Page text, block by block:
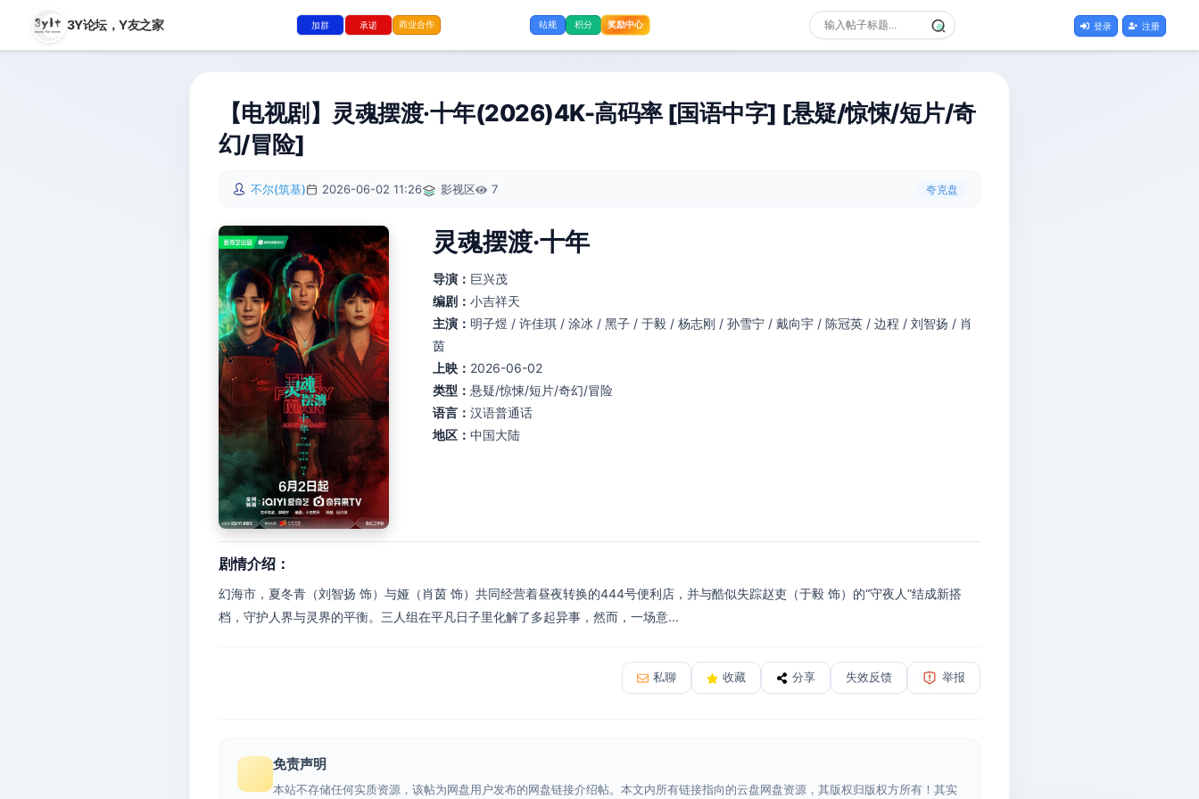
3Y论坛，Y友之家 加群 承诺 商业合作 站规 积分 奖励中心 登录 注册
【电视剧】灵魂摆渡·十年(2026)4K-高码率 [国语中字] [悬疑/惊悚/短片/奇
幻/冒险]
不尔(筑基) 2026-06-02 11:26 影视区 7 夸克盘
灵魂摆渡·十年
导演： 巨兴茂
编剧： 小吉祥天
主演： 明子煜 / 许佳琪 / 涂冰 / 黑子 / 于毅 / 杨志刚 / 孙雪宁 / 戴向宇 / 陈冠英 / 边程 / 刘智扬 / 肖
茵
上映： 2026-06-02
类型： 悬疑/惊悚/短片/奇幻/冒险
语言： 汉语普通话
地区： 中国大陆
剧情介绍：
幻海市，夏冬青（刘智扬 饰）与娅（肖茵 饰）共同经营着昼夜转换的444号便利店，并与酷似失踪赵吏（于毅 饰）的“守夜人”结成新搭
档，守护人界与灵界的平衡。三人组在平凡日子里化解了多起异事，然而，一场意...
私聊 收藏 分享 失效反馈 举报
免责声明
本站不存储任何实质资源，该帖为网盘用户发布的网盘链接介绍帖。本文内所有链接指向的云盘网盘资源，其版权归版权方所有！其实